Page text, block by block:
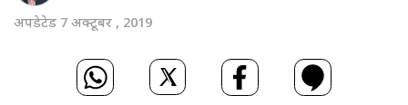
अपडेटेड 7 अक्टूबर , 2019